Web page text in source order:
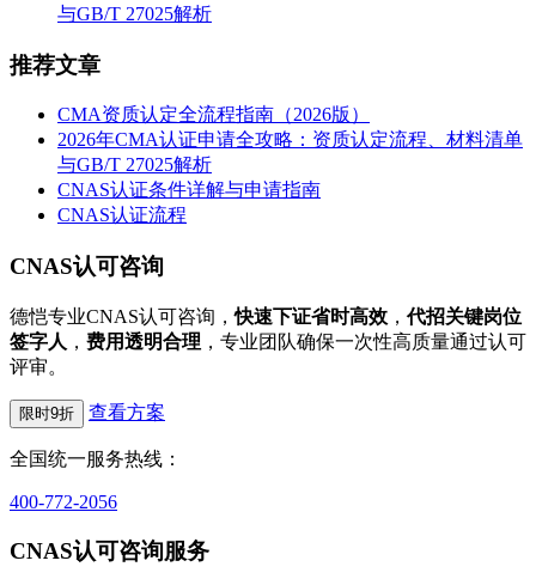
与GB/T 27025解析
推荐文章
CMA资质认定全流程指南（2026版）
2026年CMA认证申请全攻略：资质认定流程、材料清单
与GB/T 27025解析
CNAS认证条件详解与申请指南
CNAS认证流程
CNAS认可咨询
德恺专业CNAS认可咨询，快速下证省时高效 ，代招关键岗位
签字人 ， 费用透明合理 ，专业团队确保一次性高质量通过认可
评审。
限时9折 查看方案
全国统一服务热线：
400-772-2056
CNAS认可咨询服务